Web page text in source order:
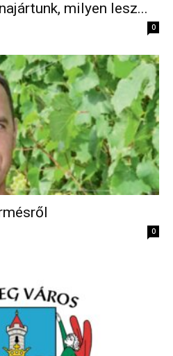
milyen lesz...
0
0